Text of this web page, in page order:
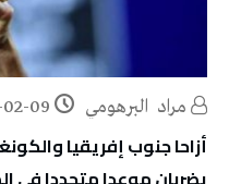
مراد‭ ‬ البرهومي 09
أزاحا جنوب إفريقيا